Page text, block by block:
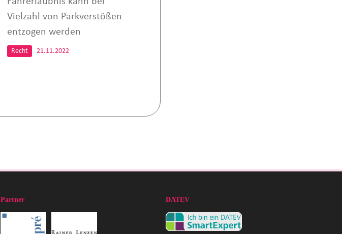
Vielzahl von Parkverstößen
entzogen werden
Recht 21.11.2022
Partner DATEV